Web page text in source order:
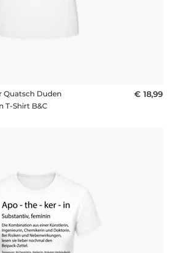
Quatsch Duden
T-Shirt B&C
€ 18,99